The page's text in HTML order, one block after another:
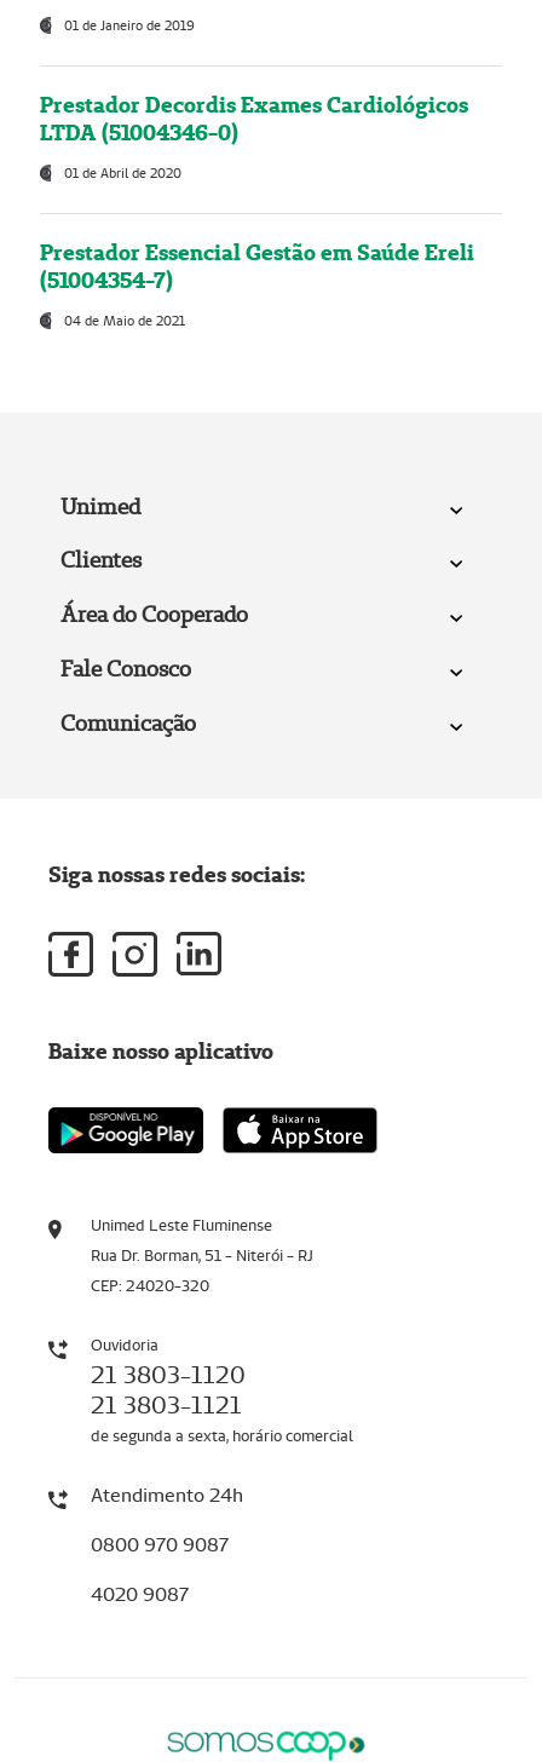
01 de Janeiro de 2019
Prestador Decordis Exames Cardiológicos
LTDA (51004346-0)
01 de Abril de 2020
Prestador Essencial Gestão em Saúde Ereli
(51004354-7)
04 de Maio de 2021
Unimed
Clientes
Área do Cooperado
Fale Conosco
Comunicação
Unimed Leste Fluminense
Rua Dr. Borman, 51 - Niterói - RJ
CEP: 24020-320
Ouvidoria
21 3803-1120
21 3803-1121
de segunda a sexta, horário comercial
Atendimento 24h
0800 970 9087
4020 9087
Siga nossas redes sociais:
Baixe nosso aplicativo